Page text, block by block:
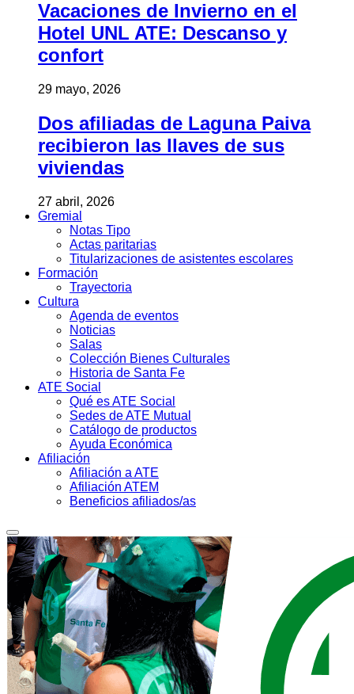
Vacaciones de Invierno en el
Hotel UNL ATE: Descanso y
confort
29 mayo, 2026
Dos afiliadas de Laguna Paiva
recibieron las llaves de sus
viviendas
27 abril, 2026
Gremial
Notas Tipo
Actas paritarias
Titularizaciones de asistentes escolares
Formación
Trayectoria
Cultura
Agenda de eventos
Noticias
Salas
Colección Bienes Culturales
Historia de Santa Fe
ATE Social
Qué es ATE Social
Sedes de ATE Mutual
Catálogo de productos
Ayuda Económica
Afiliación
Afiliación a ATE
Afiliación ATEM
Beneficios afiliados/as